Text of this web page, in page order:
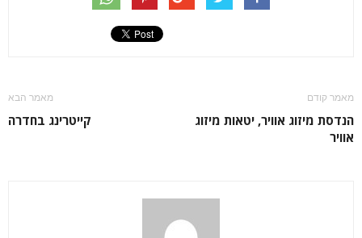
מאמר קודם
הנדסת מיזוג אוויר, יטאות מיזוג
אוויר
מאמר הבא
קייטרינג בחדרה